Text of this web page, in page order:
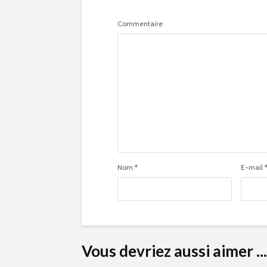
Commentaire
Nom * E-mail *
Vous devriez aussi aimer ...